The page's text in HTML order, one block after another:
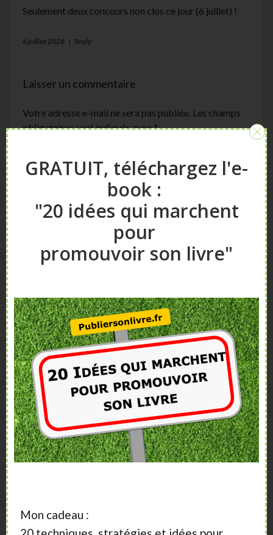
Seulement deux concours non clos ce jour (6 juillet) !
6 juillet 2026 Reply
Laisser un commentaire
Votre adresse e-mail ne sera pas publiée. Les champs
obligatoires sont indiqués avec*
Email*
Website
GRATUIT, téléchargez l'e-
book :
"20 idées qui marchent
pour
promouvoir son livre"
Mon cadeau :